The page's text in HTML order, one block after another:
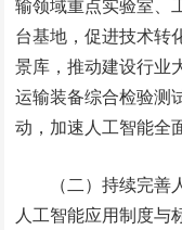
输领域重点实验室、
台基地，促进技术转
景库，推动建设行业
运输装备综合检验测
动，加速人工智能全
（二）持续完
人工智能应用制度与